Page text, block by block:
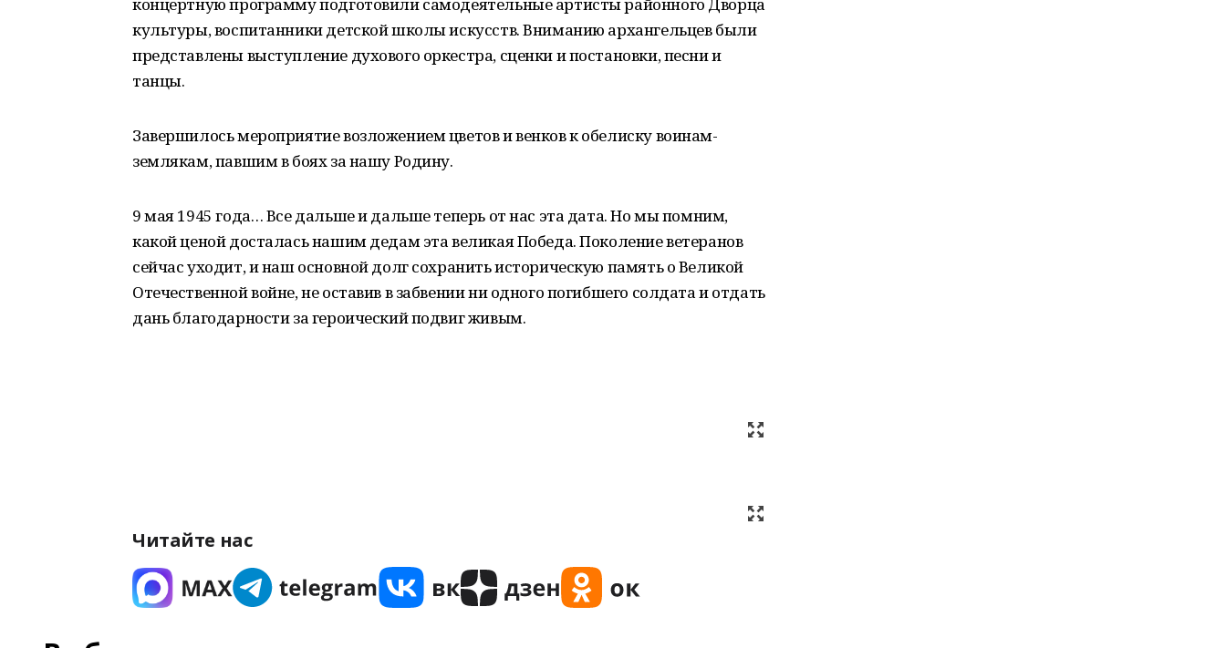
культуры, воспитанники детской школы искусств. Вниманию архангельцев были
представлены выступление духового оркестра, сценки и постановки, песни и
танцы.
Завершилось мероприятие возложением цветов и венков к обелиску воинам-
землякам, павшим в боях за нашу Родину.
9 мая 1945 года… Все дальше и дальше теперь от нас эта дата. Но мы помним,
какой ценой досталась нашим дедам эта великая Победа. Поколение ветеранов
сейчас уходит, и наш основной долг сохранить историческую память о Великой
Отечественной войне, не оставив в забвении ни одного погибшего солдата и отдать
дань благодарности за героический подвиг живым.
Читайте нас